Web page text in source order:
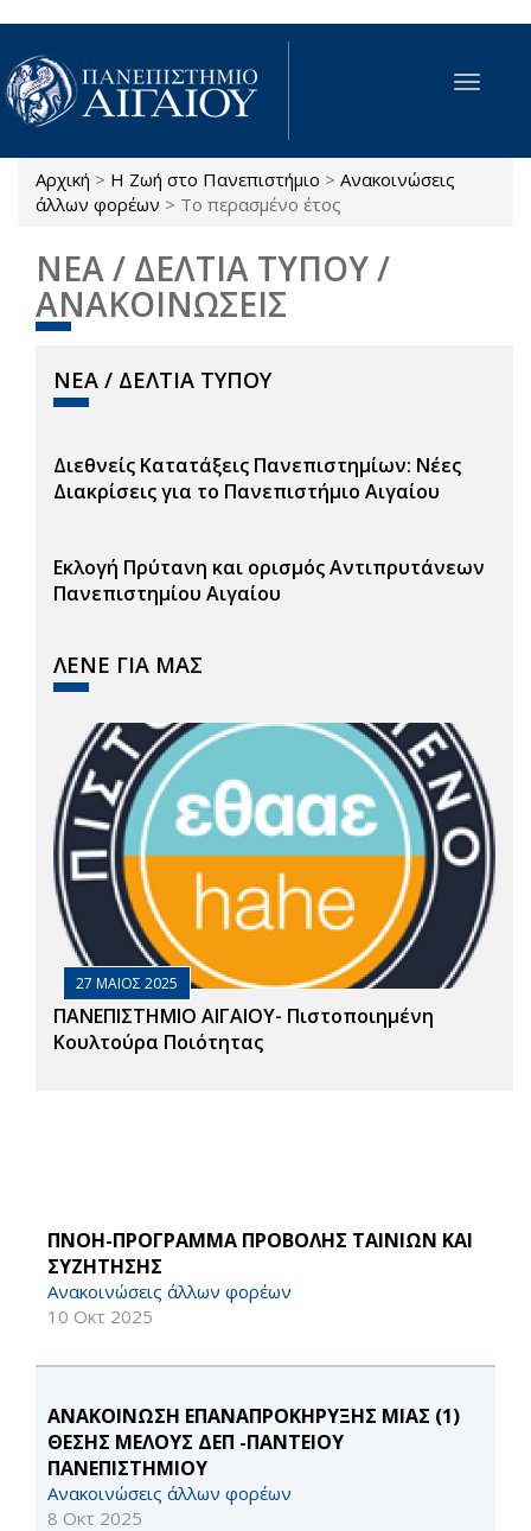
Παράκαμψη προς το κυρίως περιεχόμενο
Toggle
Είστε εδώ
Αρχική > Η Ζωή στο Πανεπιστήμιο > Ανακοινώσεις
άλλων φορέων > Το περασμένο έτος
ΝΕΑ / ΔΕΛΤΙΑ ΤΥΠΟΥ /
ΑΝΑΚΟΙΝΩΣΕΙΣ
ΝΕΑ / ΔΕΛΤΙΑ ΤΥΠΟΥ
Διεθνείς Κατατάξεις Πανεπιστημίων: Νέες
Διακρίσεις για το Πανεπιστήμιο Αιγαίου
Εκλογή Πρύτανη και ορισμός Αντιπρυτάνεων
Πανεπιστημίου Αιγαίου
ΛΕΝΕ ΓΙΑ ΜΑΣ
27 ΜΑΙΟΣ 2025
ΠΑΝΕΠΙΣΤΗΜΙΟ ΑΙΓΑΙΟΥ- Πιστοποιημένη
Κουλτούρα Ποιότητας
ΠΝΟΗ-ΠΡΟΓΡΑΜΜΑ ΠΡΟΒΟΛΗΣ ΤΑΙΝΙΩΝ ΚΑΙ
ΣΥΖΗΤΗΣΗΣ
Ανακοινώσεις άλλων φορέων
10 Οκτ 2025
ΑΝΑΚΟΙΝΩΣΗ ΕΠΑΝΑΠΡΟΚΗΡΥΞΗΣ ΜΙΑΣ (1)
ΘΕΣΗΣ ΜΕΛΟΥΣ ΔΕΠ -ΠΑΝΤΕΙΟΥ
ΠΑΝΕΠΙΣΤΗΜΙΟΥ
Ανακοινώσεις άλλων φορέων
8 Οκτ 2025